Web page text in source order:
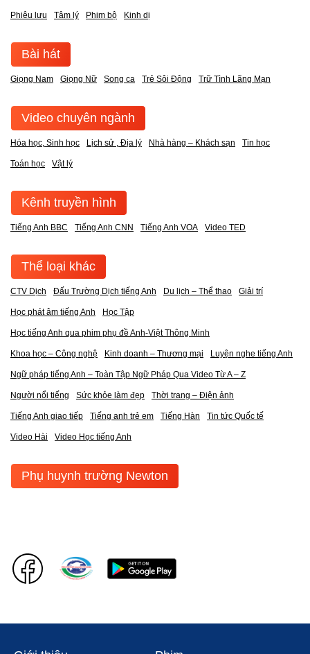
Phiêu lưu Tâm lý Phim bộ Kinh dị
Bài hát
Giọng Nam Giọng Nữ Song ca Trẻ Sôi Động Trữ Tình Lãng Mạn
Video chuyên ngành
Hóa học, Sinh học Lịch sử , Địa lý Nhà hàng – Khách sạn Tin học
Toán học Vật lý
Kênh truyền hình
Tiếng Anh BBC Tiếng Anh CNN Tiếng Anh VOA Video TED
Thể loại khác
CTV Dịch Đấu Trường Dịch tiếng Anh Du lịch – Thể thao Giải trí
Học phát âm tiếng Anh Học Tập
Học tiếng Anh qua phim phụ đề Anh-Việt Thông Minh
Khoa học – Công nghệ Kinh doanh – Thương mại Luyện nghe tiếng Anh
Ngữ pháp tiếng Anh – Toàn Tập Ngữ Pháp Qua Video Từ A – Z
Người nổi tiếng Sức khỏe làm đẹp Thời trang – Điện ảnh
Tiếng Anh giao tiếp Tiếng anh trẻ em Tiếng Hàn Tin tức Quốc tế
Video Hài Video Học tiếng Anh
Phụ huynh trường Newton